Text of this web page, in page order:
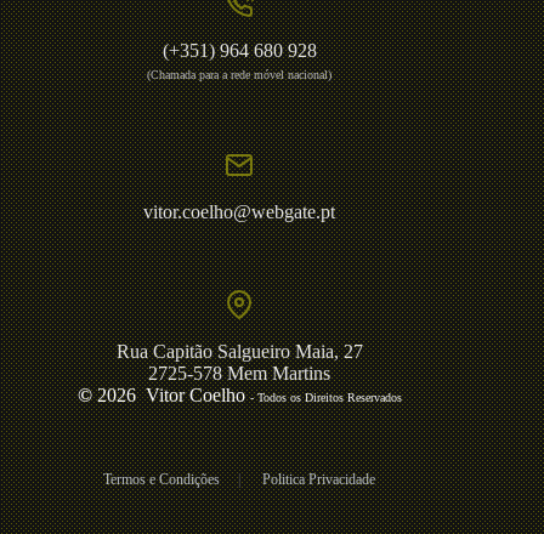
(+351) 964 680 928
(Chamada para a rede móvel nacional)
vitor.coelho@webgate.pt
Rua Capitão Salgueiro Maia, 27
2725-578 Mem Martins
©2026 Vitor Coelho- Todos os Direitos Reservados
Termos e Condições|Politica Privacidade